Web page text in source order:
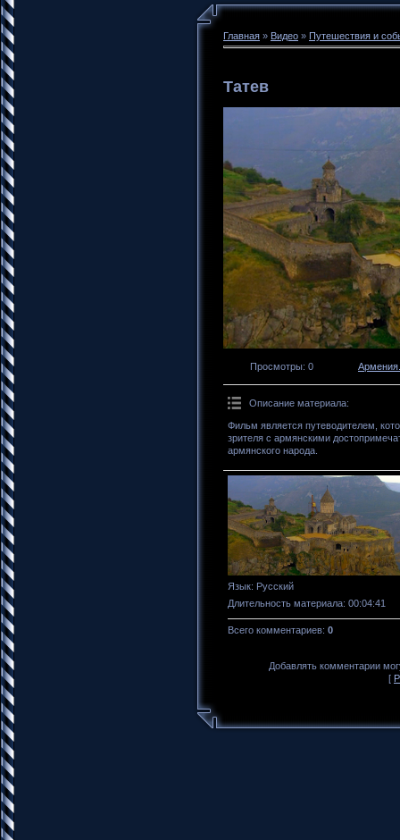
Главная » Видео » Путешествия и
Татев
Просмотры: 0
Описание материала:
Фильм является путеводителем,
зрителя с армянскими
армянского народа.
Язык: Русский
Длительность материала: 00:04:41
Всего комментариев: 0
Добавлять комментарии
[